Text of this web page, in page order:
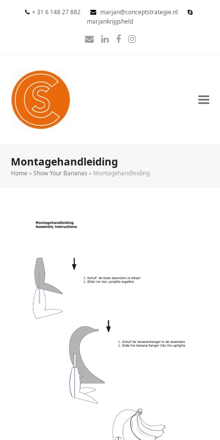
+ 31 6 148 27 882
marjan@conceptstrategie.nl
marjankrijgsheld
E- LinkedIn
Facebook
Instagram
Montagehandleiding
Home »Show Your Bananas » Montagehandleiding